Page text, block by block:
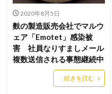
セキュリティパッチ
セキュリティベンダー
セキュリティ人材
セ
セキュリティ対策
セキ
セキュリティ脆弱性
セ
セキュリティ製品
セキ
2020年8月5日
麩の製造販売会社でマルウ
ェア「Emotet」感染被
害 社員なりすましメール
複数送信される事態継続中
続きを読む